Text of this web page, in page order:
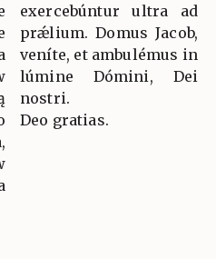
exercebúntur ultra ad
prǽlium. Domus Jacob,
veníte, et ambulémus in
lúmine Dómini, Dei
nostri.
Deo gratias.